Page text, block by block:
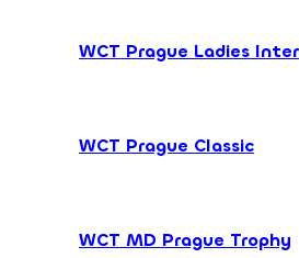
WCT Prague Ladies
WCT Prague Classic
WCT MD Prague Trophy